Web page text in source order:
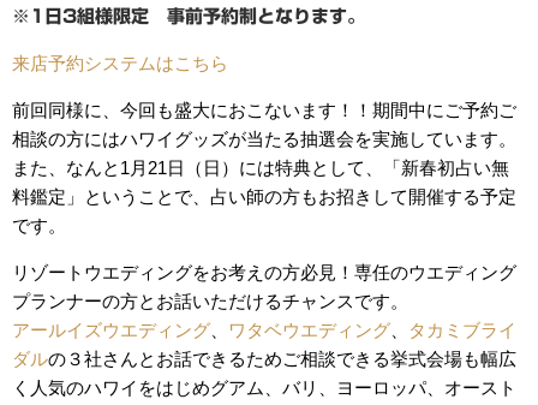
※1日3組様限定 事前予約制となります。
来店予約システムはこちら
前回同様に、今回も盛大におこないます！！期間中にご予約ご
相談の方にはハワイグッズが当たる抽選会を実施しています。
また、なんと1月21日（日）には特典として、「新春初占い無
料鑑定」ということで、占い師の方もお招きして開催する予定
です。
リゾートウエディングをお考えの方必見！専任のウエディング
プランナーの方とお話いただけるチャンスです。
アールイズウエディング
ワタベウエディング
タカミブライ
ダルの３社さんとお話できるためご相談できる挙式会場も幅広
く人気のハワイをはじめグアム、バリ、ヨーロッパ、オースト